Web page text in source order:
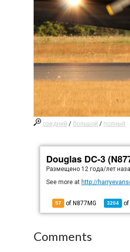
средний / большой / полный
Douglas DC-3
Размещено 12 года/лет
See more at http://
57 of N877MG 3204 of
Comments